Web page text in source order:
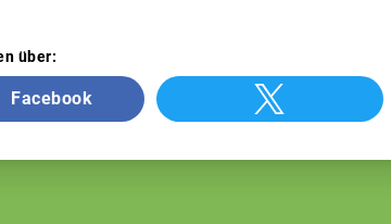
über:
Facebook